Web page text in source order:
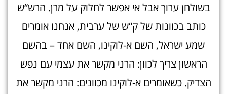
בשולחן ערוך אבל אי אפשר לחלוק על מרן. הרש“ש
כותב בכוונות של ק“ש של ערבית, אנחנו אומרים
שמע ישראל, השם א-לוקינו, השם אחד – בהשם
הראשון צריך לכוון: הרני מקשר את עצמי עם נפש
הצדיק. כשאומרים א-לוקינו מכוונים: הרני מקשר את